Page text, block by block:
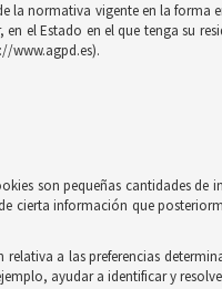
la normativa vigente en la
el Estado en el que tenga su
www.agpd.es).
son pequeñas cantidades
cierta información que
a las preferencias
ayudar a identificar y